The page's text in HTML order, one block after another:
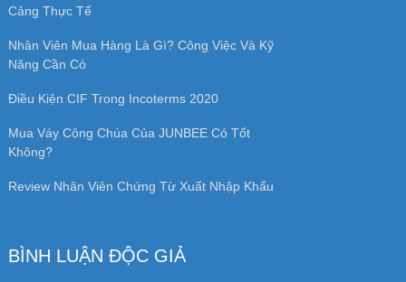
Cảng Thực Tế
Nhân Viên Mua Hàng Là Gì? Công Việc Và Kỹ
Năng Cần Có
Điều Kiện CIF Trong Incoterms 2020
Mua Váy Công Chúa Của JUNBEE Có Tốt
Không?
Review Nhân Viên Chứng Từ Xuất Nhập Khẩu
BÌNH LUẬN ĐỘC GIẢ